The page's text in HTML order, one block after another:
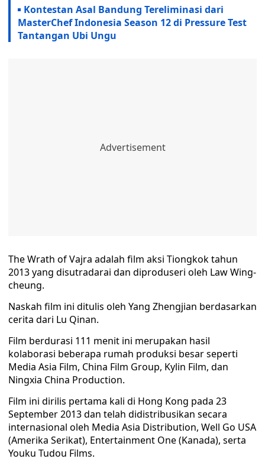
Kontestan Asal Bandung Tereliminasi dari
MasterChef Indonesia Season 12 di Pressure Test
Tantangan Ubi Ungu
The Wrath of Vajra adalah film aksi Tiongkok tahun
2013 yang disutradarai dan diproduseri oleh Law Wing-
cheung.
Naskah film ini ditulis oleh Yang Zhengjian berdasarkan
cerita dari Lu Qinan.
Film berdurasi 111 menit ini merupakan hasil
kolaborasi beberapa rumah produksi besar seperti
Media Asia Film, China Film Group, Kylin Film, dan
Ningxia China Production.
Film ini dirilis pertama kali di Hong Kong pada 23
September 2013 dan telah didistribusikan secara
internasional oleh Media Asia Distribution, Well Go USA
(Amerika Serikat), Entertainment One (Kanada), serta
Youku Tudou Films.